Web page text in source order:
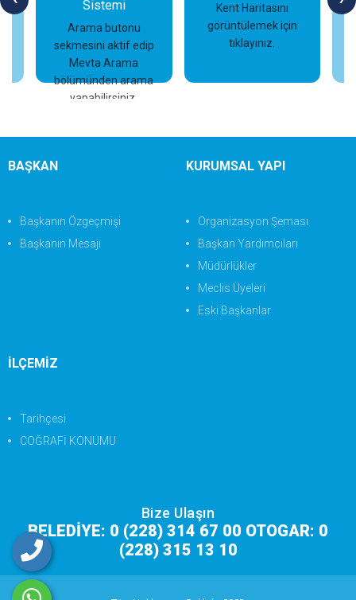
Sistemi
Arama butonu
sekmesini aktif edip
Mevta Arama
bölümünden arama
yapabilirsiniz.
İncele
Kent Haritasını
görüntülemek için
tıklayınız.
BAŞKAN
Başkanın Özgeçmişi
Başkanın Mesajı
KURUMSAL YAPI
Organizasyon Şeması
Başkan Yardımcıları
Müdürlükler
Meclis Üyeleri
Eski Başkanlar
İLÇEMİZ
Tarihçesi
COĞRAFİ KONUMU
Bize Ulaşın
BELEDİYE: 0 (228) 314 67 00 OTOGAR: 0
(228) 315 13 10